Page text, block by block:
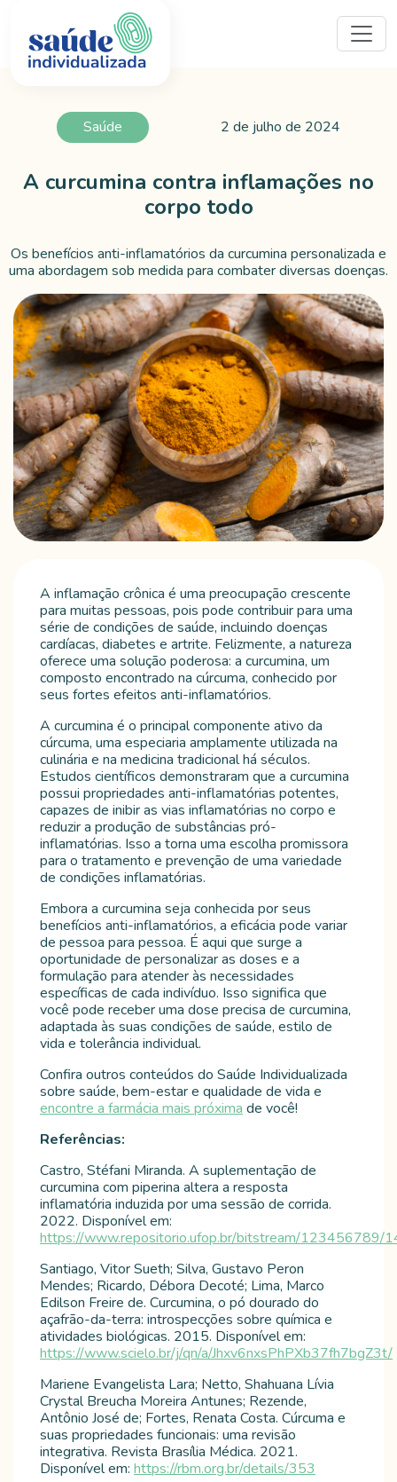
Saúde 2 de julho de 2024
A curcumina contra inflamações no
corpo todo
Os benefícios anti-inflamatórios da curcumina personalizada e
uma abordagem sob medida para combater diversas doenças.
A inflamação crônica é uma preocupação crescente
para muitas pessoas, pois pode contribuir para uma
série de condições de saúde, incluindo doenças
cardíacas, diabetes e artrite. Felizmente, a natureza
oferece uma solução poderosa: a curcumina, um
composto encontrado na cúrcuma, conhecido por
seus fortes efeitos anti-inflamatórios.
A curcumina é o principal componente ativo da
cúrcuma, uma especiaria amplamente utilizada na
culinária e na medicina tradicional há séculos.
Estudos científicos demonstraram que a curcumina
possui propriedades anti-inflamatórias potentes,
capazes de inibir as vias inflamatórias no corpo e
reduzir a produção de substâncias pró-
inflamatórias. Isso a torna uma escolha promissora
para o tratamento e prevenção de uma variedade
de condições inflamatórias.
Embora a curcumina seja conhecida por seus
benefícios anti-inflamatórios, a eficácia pode variar
de pessoa para pessoa. É aqui que surge a
oportunidade de personalizar as doses e a
formulação para atender às necessidades
específicas de cada indivíduo. Isso significa que
você pode receber uma dose precisa de curcumina,
adaptada às suas condições de saúde, estilo de
vida e tolerância individual.
Confira outros conteúdos do Saúde Individualizada
sobre saúde, bem-estar e qualidade de vida e
encontre a farmácia mais próxima de você!
Referências:
Castro, Stéfani Miranda. A suplementação de
curcumina com piperina altera a resposta
inflamatória induzida por uma sessão de corrida.
2022. Disponível em:
https://www.repositorio.ufop.br/bitstream/123456789/
Santiago, Vitor Sueth; Silva, Gustavo Peron
Mendes; Ricardo, Débora Decoté; Lima, Marco
Edilson Freire de. Curcumina, o pó dourado do
açafrão-da-terra: introspecções sobre química e
atividades biológicas. 2015. Disponível em:
https://www.scielo.br/j/qn/a/Jhxv6nxsPhPXb37fh7bgZ3t/
Mariene Evangelista Lara; Netto, Shahuana Lívia
Crystal Breucha Moreira Antunes; Rezende,
Antônio José de; Fortes, Renata Costa. Cúrcuma e
suas propriedades funcionais: uma revisão
integrativa. Revista Brasília Médica. 2021.
Disponível em: https://rbm.org.br/details/353